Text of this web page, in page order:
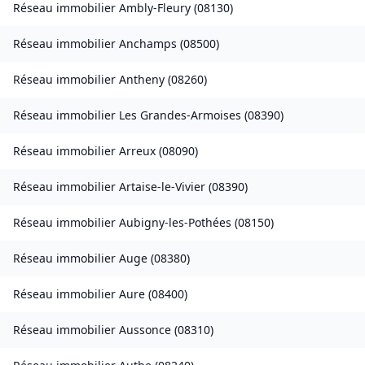
Réseau immobilier Ambly-Fleury (08130)
Réseau immobilier Anchamps (08500)
Réseau immobilier Antheny (08260)
Réseau immobilier Les Grandes-Armoises (08390)
Réseau immobilier Arreux (08090)
Réseau immobilier Artaise-le-Vivier (08390)
Réseau immobilier Aubigny-les-Pothées (08150)
Réseau immobilier Auge (08380)
Réseau immobilier Aure (08400)
Réseau immobilier Aussonce (08310)